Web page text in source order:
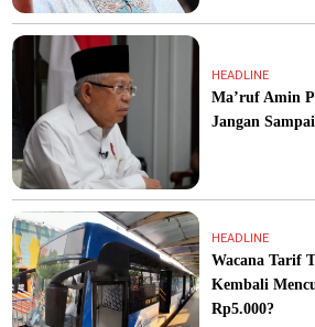
HEADLINE
Ma’ruf Amin
Jangan
HEADLINE
Wacana Tarif
Kembali
Rp5.000?